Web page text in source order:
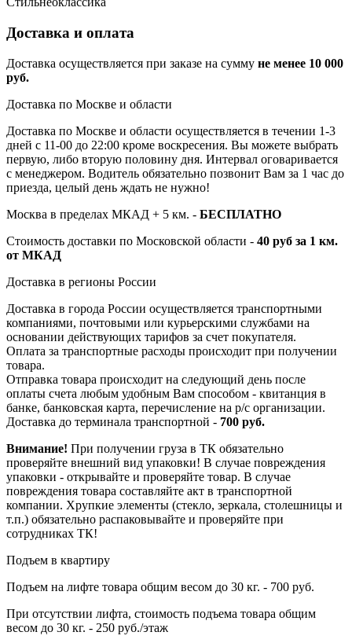
Доставка и оплата
Доставка осуществляется при заказе на сумму не менее 10 000
руб.
Доставка по Москве и области
Доставка по Москве и области осуществляется в течении 1-3
дней с 11-00 до 22:00 кроме воскресения. Вы можете выбрать
первую, либо вторую половину дня. Интервал оговаривается
с менеджером. Водитель обязательно позвонит Вам за 1 час до
приезда, целый день ждать не нужно!
Москва в пределах МКАД + 5 км. - БЕСПЛАТНО
Стоимость доставки по Московской области - 40 руб за 1 км.
от МКАД
Доставка в регионы России
Доставка в города России осуществляется транспортными
компаниями, почтовыми или курьерскими службами на
основании действующих тарифов за счет покупателя.
Оплата за транспортные расходы происходит при получении
товара.
Отправка товара происходит на следующий день после
оплаты счета любым удобным Вам способом - квитанция в
банке, банковская карта, перечисление на р/с организации.
Доставка до терминала транспортной - 700 руб.
Внимание! При получении груза в ТК обязательно
проверяйте внешний вид упаковки! В случае повреждения
упаковки - открывайте и проверяйте товар. В случае
повреждения товара составляйте акт в транспортной
компании. Хрупкие элементы (стекло, зеркала, столешницы и
т.п.) обязательно распаковывайте и проверяйте при
сотрудниках ТК!
Подъем в квартиру
Подъем на лифте товара общим весом до 30 кг. - 700 руб.
При отсутствии лифта, стоимость подъема товара общим
весом до 30 кг. - 250 руб./этаж